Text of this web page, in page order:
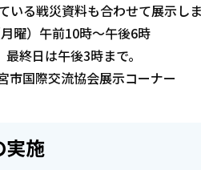
いる戦災資料も合わせて展示しま
曜）午前10時～午後6時
終日は午後3時まで。
市国際交流協会展示コーナー
実施